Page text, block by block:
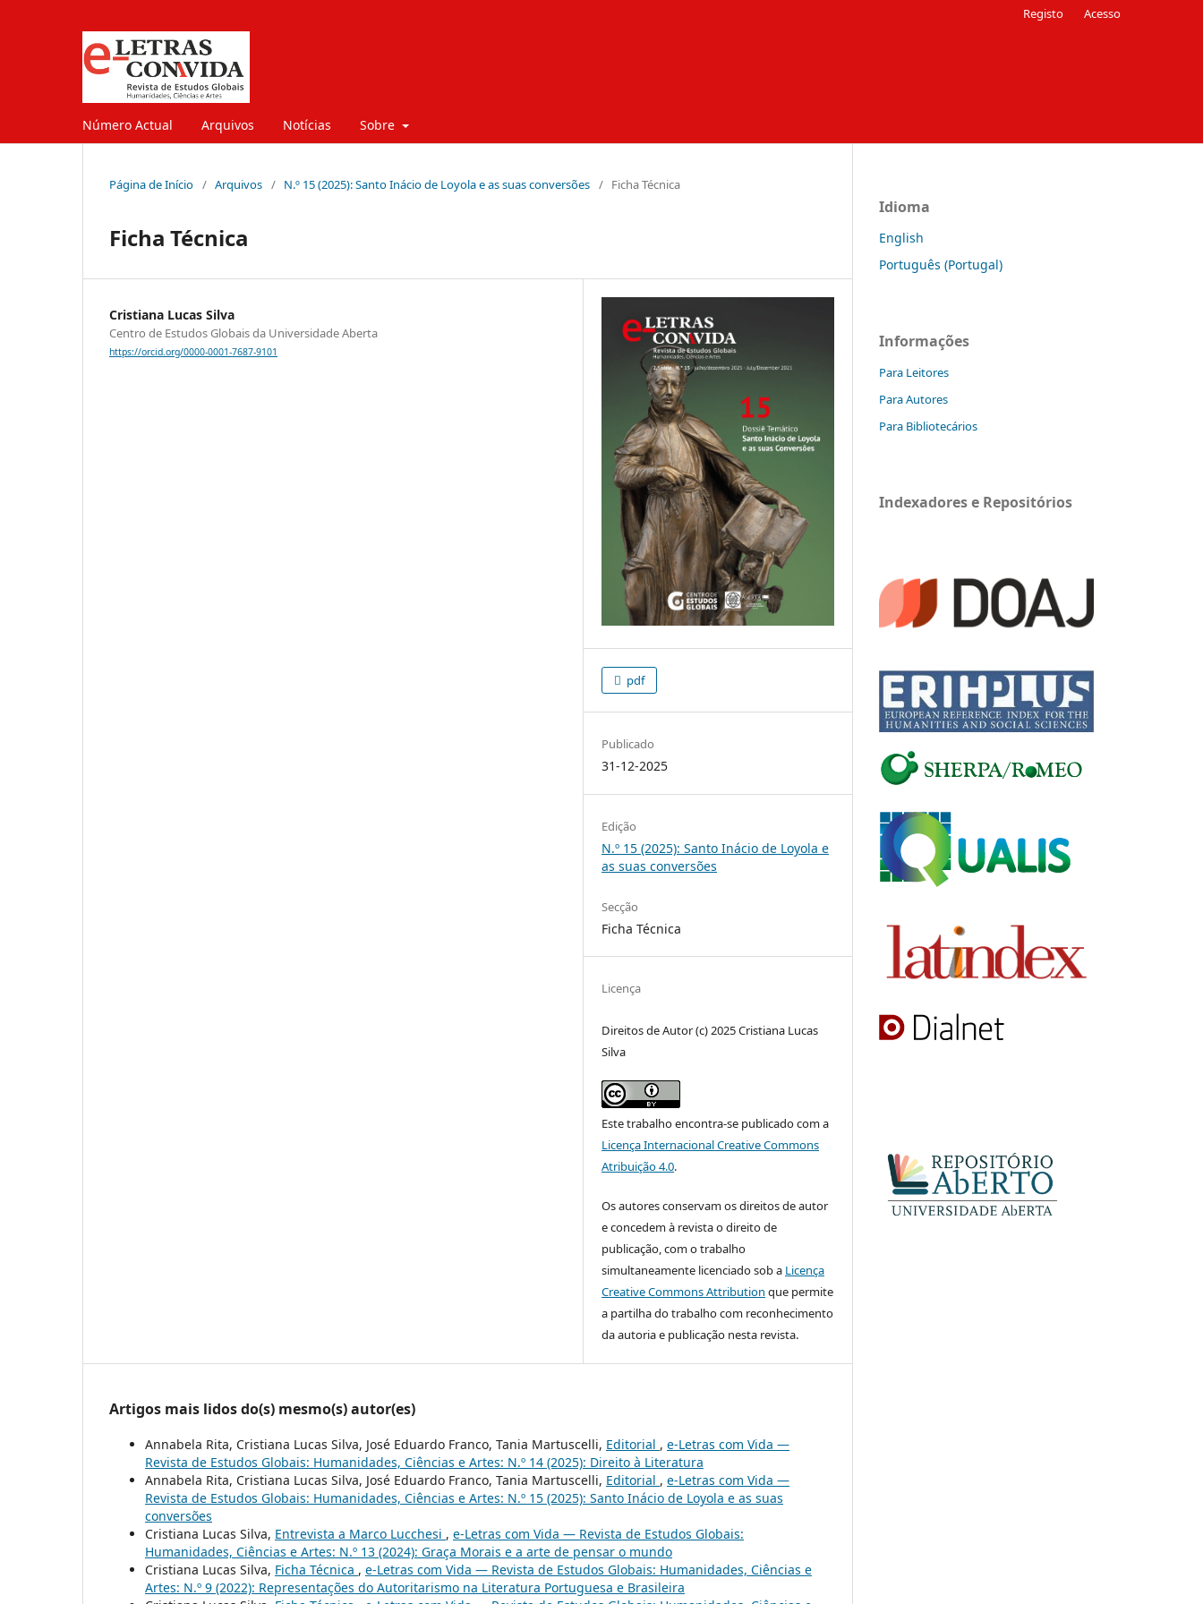
Número Actual Arquivos Notícias Sobre
Registo Acesso
Página de Início / Arquivos / N.º 15 (2025): Santo Inácio de Loyola e as suas conversões / Ficha Técnica
Ficha Técnica
Cristiana Lucas Silva
Centro de Estudos Globais da Universidade Aberta
https://orcid.org/0000-0001-7687-9101
pdf
Publicado
31-12-2025
Edição
N.º 15 (2025): Santo Inácio de Loyola e
as suas conversões
Secção
Ficha Técnica
Licença
Direitos de Autor (c) 2025 Cristiana Lucas
Silva
Este trabalho encontra-se publicado com a
Licença Internacional Creative Commons
Atribuição 4.0.
Os autores conservam os direitos de autor
e concedem à revista o direito de
publicação, com o trabalho
simultaneamente licenciado sob a Licença
Creative Commons Attribution que permite
a partilha do trabalho com reconhecimento
da autoria e publicação nesta revista.
Artigos mais lidos do(s) mesmo(s) autor(es)
Annabela Rita, Cristiana Lucas Silva, José Eduardo Franco, Tania Martuscelli, Editorial , e-Letras com Vida —
Revista de Estudos Globais: Humanidades, Ciências e Artes: N.º 14 (2025): Direito à Literatura
Annabela Rita, Cristiana Lucas Silva, José Eduardo Franco, Tania Martuscelli, Editorial , e-Letras com Vida —
Revista de Estudos Globais: Humanidades, Ciências e Artes: N.º 15 (2025): Santo Inácio de Loyola e as suas
conversões
Cristiana Lucas Silva, Entrevista a Marco Lucchesi , e-Letras com Vida — Revista de Estudos Globais:
Humanidades, Ciências e Artes: N.º 13 (2024): Graça Morais e a arte de pensar o mundo
Cristiana Lucas Silva, Ficha Técnica , e-Letras com Vida — Revista de Estudos Globais: Humanidades, Ciências e
Artes: N.º 9 (2022): Representações do Autoritarismo na Literatura Portuguesa e Brasileira
Idioma
English
Português (Portugal)
Informações
Para Leitores
Para Autores
Para Bibliotecários
Indexadores e Repositórios